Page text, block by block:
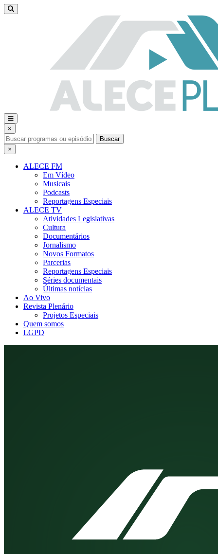
×
Buscar
×
ALECE FM
Em Vídeo
Musicais
Podcasts
Reportagens Especiais
ALECE TV
Atividades Legislativas
Cultura
Documentários
Jornalismo
Novos Formatos
Parcerias
Reportagens Especiais
Séries documentais
Últimas notícias
Ao Vivo
Revista Plenário
Projetos Especiais
Quem somos
LGPD